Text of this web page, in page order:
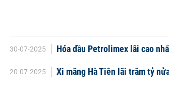
30-07-2025 Hóa dầu Petrolimex lãi cao
20-07-2025 Xi măng Hà Tiên lãi trăm tỷ